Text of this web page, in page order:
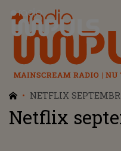
Radio Impuls
NETFLIX
Netflix